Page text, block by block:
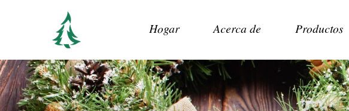
Hogar Acerca de Productos